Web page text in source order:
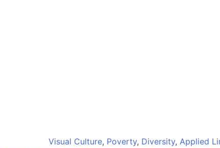
Visual Culture, Poverty, Diversity, Applied